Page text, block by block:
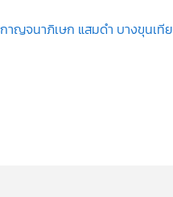
าญจนาภิเษก แสมดำ บางขุนเ